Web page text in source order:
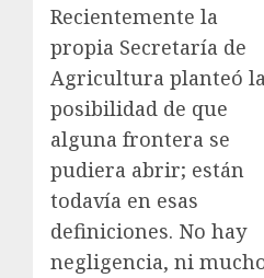
Recientemente la
propia Secretaría de
Agricultura planteó
posibilidad de que
alguna frontera se
pudiera abrir; están
todavía en esas
definiciones. No hay
negligencia, ni